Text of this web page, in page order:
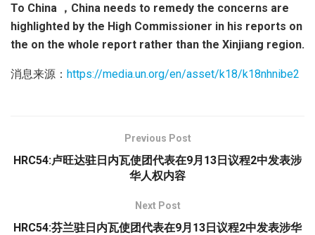
To China ，China needs to remedy the concerns are
highlighted by the High Commissioner in his reports on
the on the whole report rather than the Xinjiang region.
消息来源： https://media.un.org/en/asset/k18/k18nhnibe2
Previous Post
HRC54:卢旺达驻日内瓦使团代表在9月13日议程2中发表涉
华人权内容
Next Post
HRC54:芬兰驻日内瓦使团代表在9月13日议程2中发表涉华